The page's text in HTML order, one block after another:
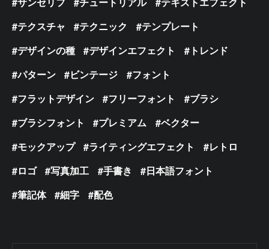
テクスチャ
テクニック
テンプレート
デザインの種
デザインエフェクト
トレンド
パターン
ビンテージ
フォント
フラットデザイン
フリーフォント
ブラシ
ブラシフォント
プレミアム
ベクター
モックアップ
ライティングエフェクト
レトロ
ロゴ
写真加工 手書き
日本語フォント
筆記体
細字 配色